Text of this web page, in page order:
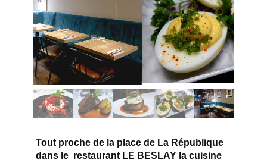
Tout proche de la place de La République
dans le restaurant LE BESLAY la cuisine